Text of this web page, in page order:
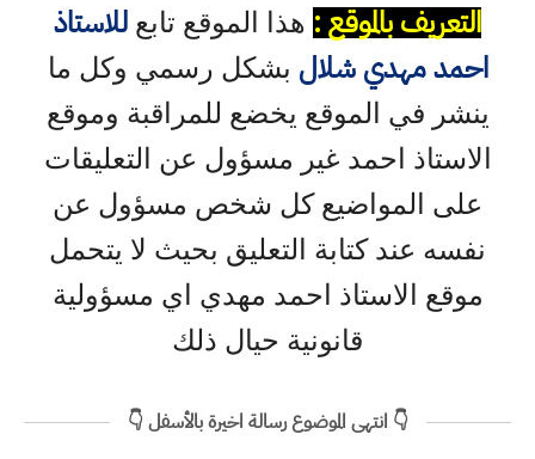
التعريف بالموقع : هذا الموقع تابع للاستاذ
احمد مهدي شلال بشكل رسمي وكل ما
ينشر في الموقع يخضع للمراقبة وموقع
الاستاذ احمد غير مسؤول عن التعليقات
على المواضيع كل شخص مسؤول عن
نفسه عند كتابة التعليق بحيث لا يتحمل
موقع الاستاذ احمد مهدي اي مسؤولية
قانونية حيال ذلك
👇 انتهى الموضوع رسالة اخيرة بالأسفل 👇